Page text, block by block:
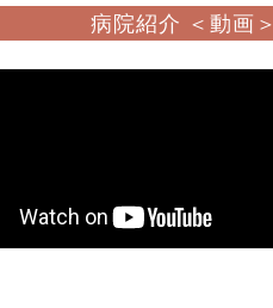
病院紹介 ＜動画＞